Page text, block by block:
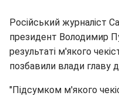
Російський журналіст
президент Володимир
результаті м'якого
позбавили влади главу
"Підсумком м'якого